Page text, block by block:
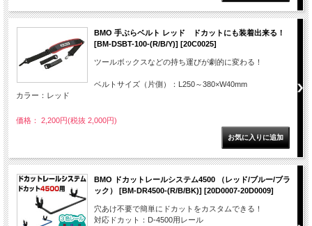
BMO 手ぶらベルト レッド ドカットにも装着出来る！
[BM-DSBT-100-(R/B/Y)] [20C0025]
ツールボックスなどの持ち運びが劇的に変わる！
ベルトサイズ（片側）：L250～380×W40mm
カラー：レッド
価格： 2,200円(税抜 2,000円)
BMO ドカットレールシステム4500 （レッド/ブルー/ブラ
ック） [BM-DR4500-(R/B/BK)] [20D0007-20D0009]
穴あけ不要で簡単にドカットをカスタムできる！
対応ドカット：D-4500用レール